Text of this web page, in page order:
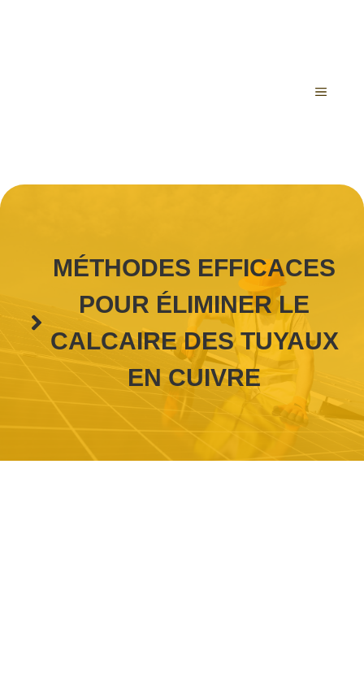
MENU
MÉTHODES EFFICACES
POUR ÉLIMINER LE
CALCAIRE DES TUYAUX
EN CUIVRE